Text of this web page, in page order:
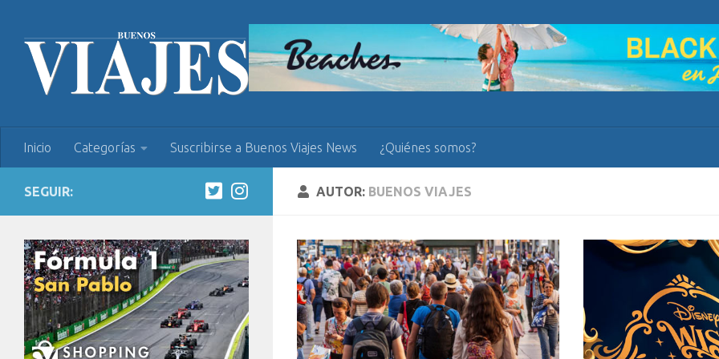
Inicio Categorías Suscribirse a Buenos Viajes News ¿Quiénes somos?
AUTOR: BUENOS VIAJES
SEGUIR: